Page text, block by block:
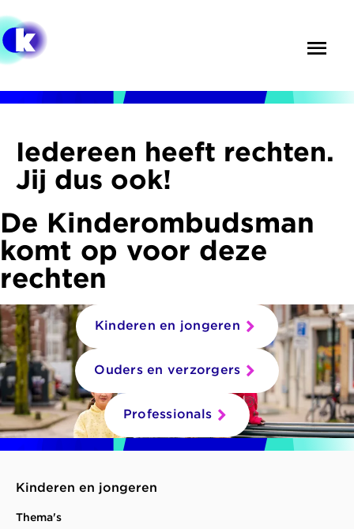
en
naar
inhoud
Iedereen heeft rechten.
Jij dus ook!
De Kinderombudsman
komt op voor deze
rechten
Kinderen en jongeren
Ouders en verzorgers
Professionals
Kinderen en jongeren
Thema's